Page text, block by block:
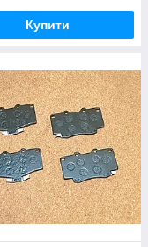
Купити